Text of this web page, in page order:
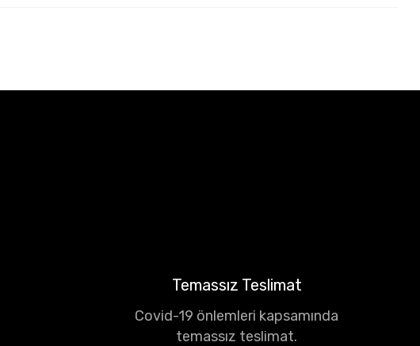
Temassız Teslimat
Covid-19 önlemleri kapsamında
temassız teslimat.